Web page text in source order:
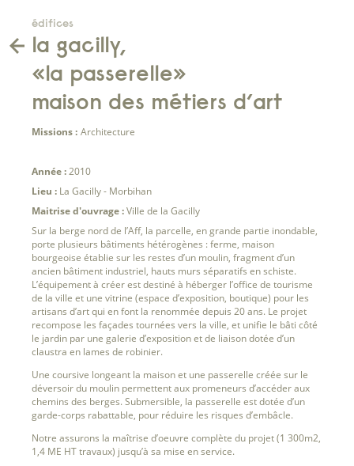
édifices
la gacilly,
«la passerelle»
maison des métiers d’art
Missions : Architecture
Année :2010
Lieu : La Gacilly - Morbihan
Maitrise d'ouvrage :Ville de la Gacilly
Sur la berge nord de l’Aff, la parcelle, en grande partie inondable,
porte plusieurs bâtiments hétérogènes : ferme, maison
bourgeoise établie sur les restes d’un moulin, fragment d’un
ancien bâtiment industriel, hauts murs séparatifs en schiste.
L’équipement à créer est destiné à héberger l’office de tourisme
de la ville et une vitrine (espace d’exposition, boutique) pour les
artisans d’art qui en font la renommée depuis 20 ans. Le projet
recompose les façades tournées vers la ville, et unifie le bâti côté
le jardin par une galerie d’exposition et de liaison dotée d’un
claustra en lames de robinier.
Une coursive longeant la maison et une passerelle créée sur le
déversoir du moulin permettent aux promeneurs d’accéder aux
chemins des berges. Submersible, la passerelle est dotée d’un
garde-corps rabattable, pour réduire les risques d’embâcle.
Notre assurons la maîtrise d’oeuvre complète du projet (1 300m2,
1,4 ME HT travaux) jusqu’à sa mise en service.